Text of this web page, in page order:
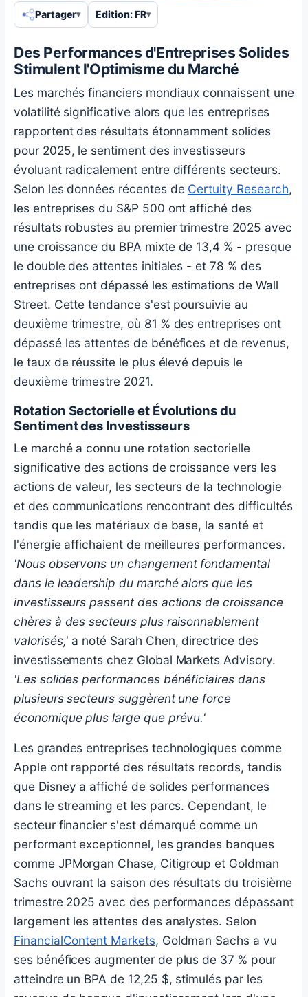
Partager Edition: FR
Des Performances d'Entreprises Solides
Stimulent l'Optimisme du Marché
Les marchés financiers mondiaux connaissent une
volatilité significative alors que les entreprises
rapportent des résultats étonnamment solides
pour 2025, le sentiment des investisseurs
évoluant radicalement entre différents secteurs.
Selon les données récentes de Certuity Research,
les entreprises du S&P 500 ont affiché des
résultats robustes au premier trimestre 2025 avec
une croissance du BPA mixte de 13,4 % - presque
le double des attentes initiales - et 78 % des
entreprises ont dépassé les estimations de Wall
Street. Cette tendance s'est poursuivie au
deuxième trimestre, où 81 % des entreprises ont
dépassé les attentes de bénéfices et de revenus,
le taux de réussite le plus élevé depuis le
deuxième trimestre 2021.
Rotation Sectorielle et Évolutions du
Sentiment des Investisseurs
Le marché a connu une rotation sectorielle
significative des actions de croissance vers les
actions de valeur, les secteurs de la technologie
et des communications rencontrant des difficultés
tandis que les matériaux de base, la santé et
l'énergie affichaient de meilleures performances.
'Nous observons un changement fondamental
dans le leadership du marché alors que les
investisseurs passent des actions de croissance
chères à des secteurs plus raisonnablement
valorisés,' a noté Sarah Chen, directrice des
investissements chez Global Markets Advisory.
'Les solides performances bénéficiaires dans
plusieurs secteurs suggèrent une force
économique plus large que prévu.'
Les grandes entreprises technologiques comme
Apple ont rapporté des résultats records, tandis
que Disney a affiché de solides performances
dans le streaming et les parcs. Cependant, le
secteur financier s'est démarqué comme un
performant exceptionnel, les grandes banques
comme JPMorgan Chase, Citigroup et Goldman
Sachs ouvrant la saison des résultats du troisième
trimestre 2025 avec des performances dépassant
largement les attentes des analystes. Selon
FinancialContent Markets, Goldman Sachs a vu
ses bénéfices augmenter de plus de 37 % pour
atteindre un BPA de 12,25 $, stimulés par les